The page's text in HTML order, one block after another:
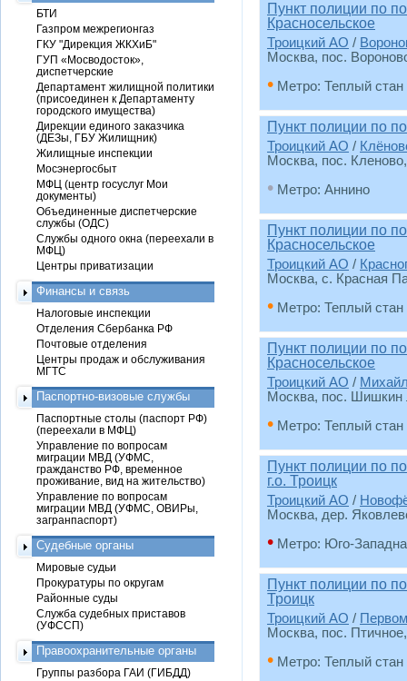
Пункт полиции по
Красносельское
Троицкий АО /
Москва, пос.
• Метро: Теплый стан
Пункт полиции по
Троицкий АО /
Москва, пос.
• Метро: Аннино
Пункт полиции по
Красносельское
Троицкий АО /
Москва, с. Красная
• Метро: Теплый стан
Пункт полиции по
Красносельское
Троицкий АО /
Москва, пос. Шишкин
• Метро: Теплый стан
Пункт полиции по
г.о. Троицк
Троицкий АО /
Москва, дер.
• Метро: Юго-
Пункт полиции по
Троицк
Троицкий АО /
Москва, пос.
• Метро: Теплый стан
БТИ
Газпром межрегионгаз
ГКУ "Дирекция ЖКХиБ"
ГУП «Мосводосток»,
диспетчерские
Департамент жилищной политики
(присоединен к Департаменту
городского имущества)
Дирекции единого заказчика
(ДЕЗы, ГБУ Жилищник)
Жилищные инспекции
Мосэнергосбыт
МФЦ (центр госуслуг Мои
документы)
Объединенные диспетчерские
службы (ОДС)
Службы одного окна (переехали в
МФЦ)
Центры приватизации
Финансы и связь
Налоговые инспекции
Отделения Сбербанка РФ
Почтовые отделения
Центры продаж и обслуживания
МГТС
Паспортно-визовые службы
Паспортные столы (паспорт РФ)
(переехали в МФЦ)
Управление по вопросам
миграции МВД (УФМС,
гражданство РФ, временное
проживание, вид на жительство)
Управление по вопросам
миграции МВД (УФМС, ОВИРы,
загранпаспорт)
Судебные органы
Мировые судьи
Прокуратуры по округам
Районные суды
Служба судебных приставов
(УФССП)
Правоохранительные органы
Группы разбора ГАИ (ГИБДД)